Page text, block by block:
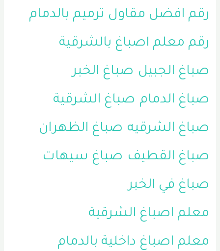
رقم افضل مقاول ترميم بالدمام
رقم معلم اصباغ بالشرقية
صباغ الجبيل صباغ الخبر
صباغ الدمام صباغ الشرقية
صباغ الشرقيه صباغ الظهران
صباغ القطيف صباغ سيهات
صباغ في الخبر
معلم اصباغ الشرقية
معلم اصباغ داخلية بالدمام